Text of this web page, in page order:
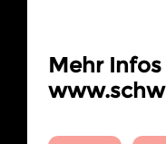
Mehr